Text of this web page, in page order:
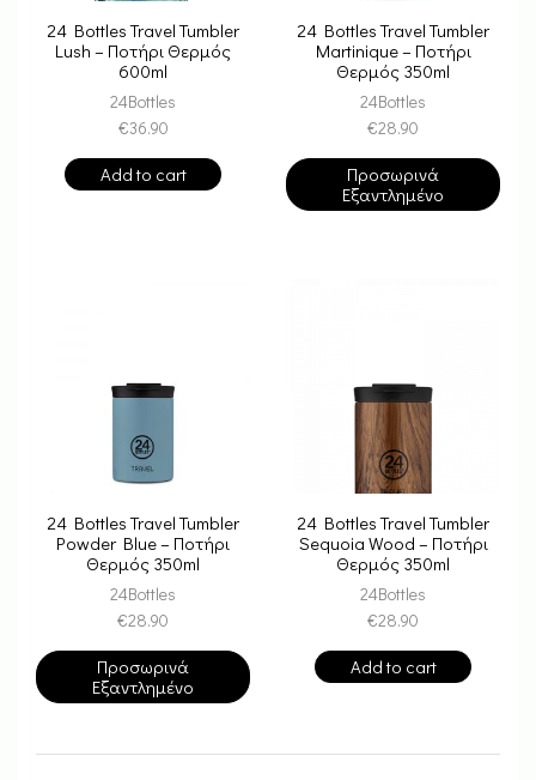
24 Bottles Travel Tumbler
Lush – Ποτήρι Θερμός
600ml
24Bottles
€36.90
Add to cart
24 Bottles Travel Tumbler
Martinique – Ποτήρι
Θερμός 350ml
24Bottles
€28.90
Προσωρινά
Εξαντλημένο
24 Bottles Travel Tumbler
Powder Blue – Ποτήρι
Θερμός 350ml
24Bottles
€28.90
Προσωρινά
Εξαντλημένο
24 Bottles Travel Tumbler
Sequoia Wood – Ποτήρι
Θερμός 350ml
24Bottles
€28.90
Add to cart